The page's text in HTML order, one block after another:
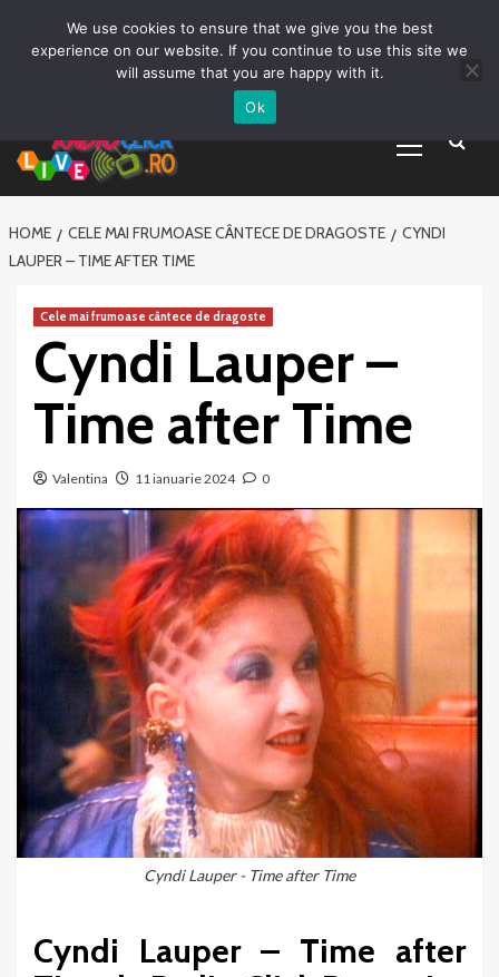
Promovare Artisti noi
Vrei sa fii DJ?
Menu
HOME CELE MAI FRUMOASE CÂNTECE DE DRAGOSTE
CYNDI
LAUPER – TIME AFTER TIME
Cele mai frumoase cântece de dragoste
Cyndi Lauper –
Time after Time
Valentina 11 ianuarie 2024 0
Cyndi Lauper - Time after Time
Cyndi Lauper – Time after
We use cookies to ensure that we give you the best
experience on our website. If you continue to use this site we
will assume that you are happy with it.
Ok